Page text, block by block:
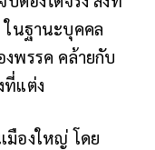
ในฐานะบุคคล
พรรค คล้ายกับ
ที่แต่ง
มืองใหญ่ โดย